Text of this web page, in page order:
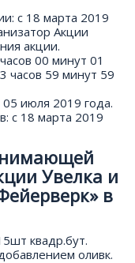
с 18 марта 2019
Акции
акции.
00 минут 01
часов 59 минут 59
июля 2019 года.
с 18 марта 2019
Увелка и
в
квадр.бут.
оливк.